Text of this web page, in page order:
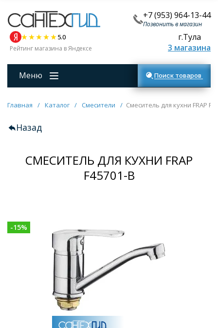
+7 (953) 964-13-44
Позвонить в магазин
5.0
Рейтинг магазина в Яндексе
г.Тула
3 магазина
Меню Поиск товаров
Главная / Каталог / Смесители / Смеситель для кухни FRAP
Назад
СМЕСИТЕЛЬ ДЛЯ КУХНИ FRAP
F45701-B
-15%